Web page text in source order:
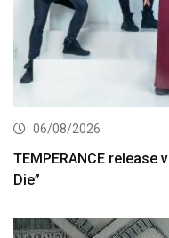
06/08/2026
TEMPERANCE release
Die”